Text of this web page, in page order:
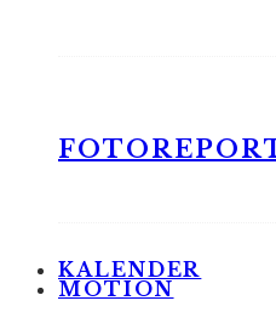
KALENDER
MOTION